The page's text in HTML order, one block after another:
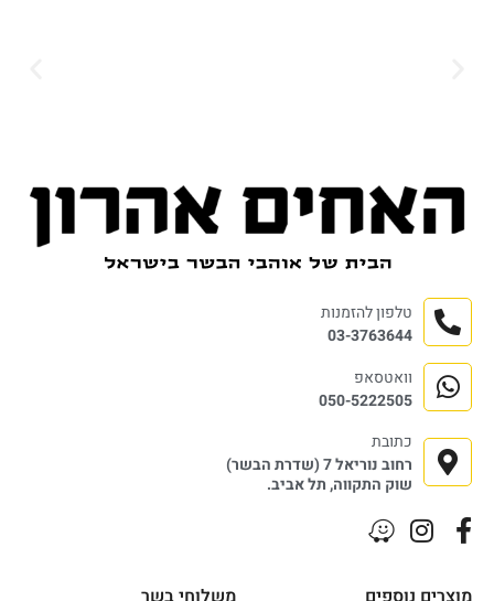
טלפון להזמנות
03-3763644
וואטסאפ
050-5222505
כתובת
רחוב נוריאל 7 (שדרת הבשר)
שוק התקווה, תל אביב.